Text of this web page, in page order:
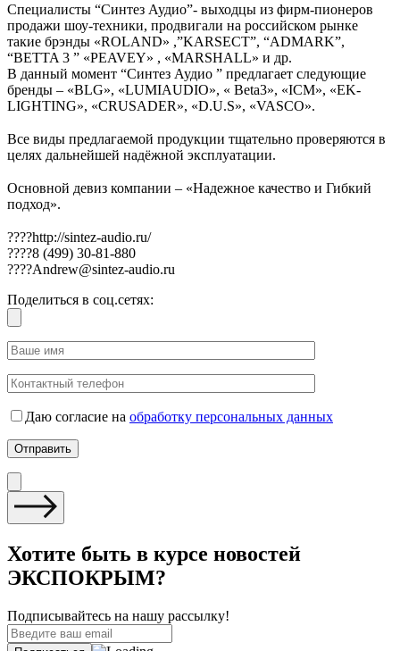
Специалисты “Синтез Аудио”- выходцы из фирм-пионеров
продажи шоу-техники, продвигали на российском рынке
такие брэнды «ROLAND» ,”KARSECT”, “ADMARK”,
“BETTA 3 ” «PEAVEY» , «MARSHALL» и др.
В данный момент “Синтез Аудио ” предлагает следующие
бренды – «BLG», «LUMIAUDIO», « Beta3», «ICM», «EK-
LIGHTING», «CRUSADER», «D.U.S», «VASCO».
Все виды предлагаемой продукции тщательно проверяются в
целях дальнейшей надёжной эксплуатации.
Основной девиз компании – «Надежное качество и Гибкий
подход».
????http://sintez-audio.ru/
????8 (499) 30-81-880
????Andrew@sintez-audio.ru
Поделиться в соц.сетях:
Даю согласие на обработку персональных данных
Хотите быть в курсе новостей
ЭКСПОКРЫМ?
Подписывайтесь на нашу рассылку!